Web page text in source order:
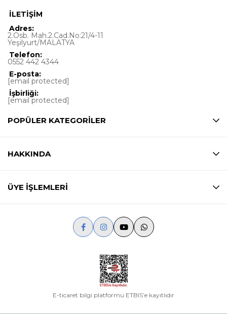
İLETİŞİM
Adres:
2.Osb. Mah.2.Cad.No:21/4-11
Yeşilyurt/MALATYA
Telefon:
0552 442 4344
E-posta:
[email protected]
İşbirliği:
[email protected]
POPÜLER KATEGORİLER
HAKKINDA
ÜYE İŞLEMLERİ
E-ticaret bilgi platformu ETBIS’e kayıtlıdır